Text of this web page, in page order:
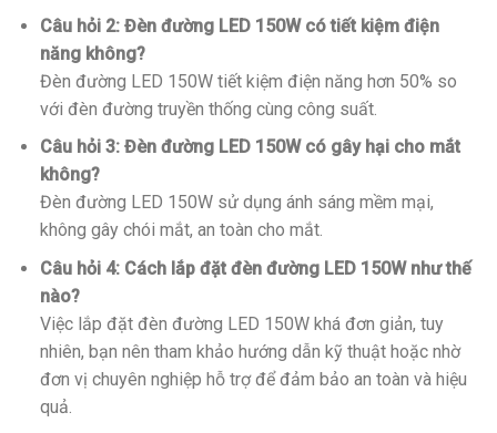
Câu hỏi 2: Đèn đường LED 150W có tiết kiệm điện
năng không?
Đèn đường LED 150W tiết kiệm điện năng hơn 50% so
với đèn đường truyền thống cùng công suất.
Câu hỏi 3: Đèn đường LED 150W có gây hại cho mắt
không?
Đèn đường LED 150W sử dụng ánh sáng mềm mại,
không gây chói mắt, an toàn cho mắt.
Câu hỏi 4: Cách lắp đặt đèn đường LED 150W như thế
nào?
Việc lắp đặt đèn đường LED 150W khá đơn giản, tuy
nhiên, bạn nên tham khảo hướng dẫn kỹ thuật hoặc nhờ
đơn vị chuyên nghiệp hỗ trợ để đảm bảo an toàn và hiệu
quả.